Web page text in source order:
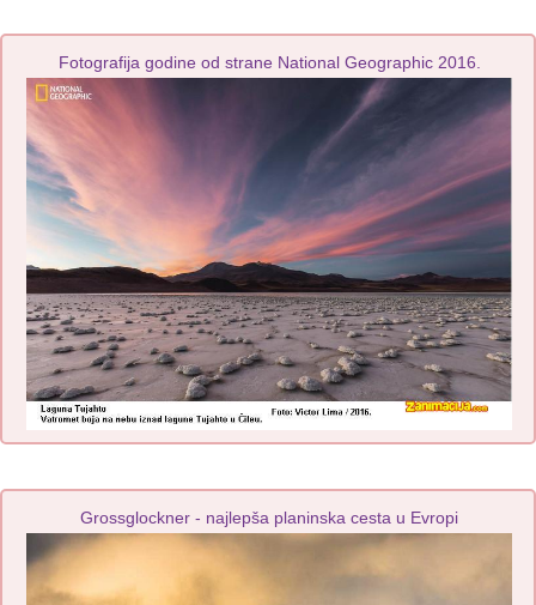
Fotografija godine od strane National Geographic 2016.
Grossglockner - najlepša planinska cesta u Evropi